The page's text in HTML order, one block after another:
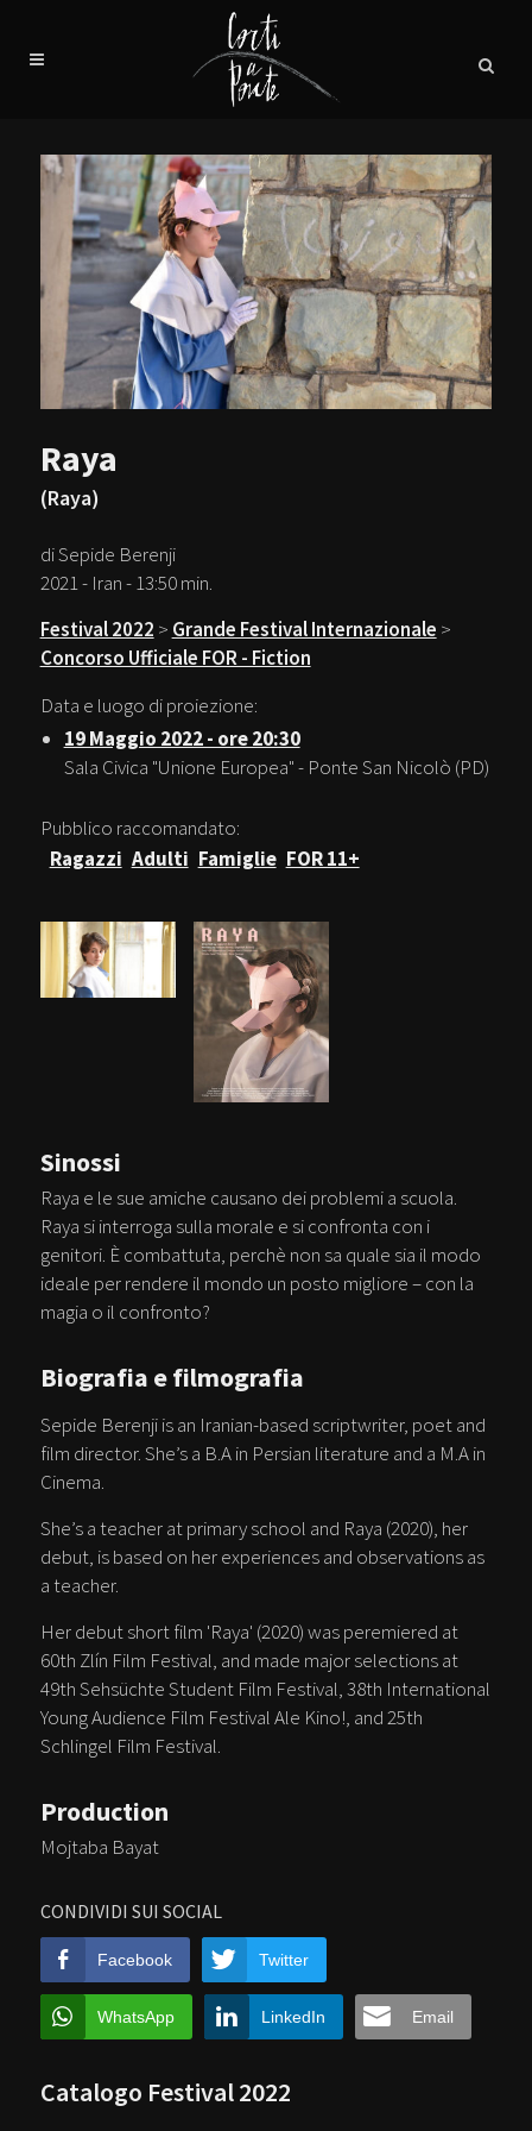
Raya
(Raya)
di Sepide Berenji
2021 - Iran - 13:50 min.
Festival 2022 > Grande Festival Internazionale >
Concorso Ufficiale FOR - Fiction
Data e luogo di proiezione:
19 Maggio 2022 - ore 20:30
Sala Civica "Unione Europea" - Ponte San Nicolò (PD)
Pubblico raccomandato:
Ragazzi Adulti Famiglie FOR 11+
Sinossi
Raya e le sue amiche causano dei problemi a scuola.
Raya si interroga sulla morale e si confronta con i
genitori. È combattuta, perchè non sa quale sia il modo
ideale per rendere il mondo un posto migliore – con la
magia o il confronto?
CONDIVIDI SUI SOCIAL
Facebook Twitter
WhatsApp LinkedIn Email
Biografia e filmografia
Sepide Berenji is an Iranian-based scriptwriter, poet and
film director. She’s a B.A in Persian literature and a M.A in
Cinema.
She’s a teacher at primary school and Raya (2020), her
debut, is based on her experiences and observations as
a teacher.
Her debut short film 'Raya' (2020) was peremiered at
60th Zlín Film Festival, and made major selections at
49th Sehsüchte Student Film Festival, 38th International
Young Audience Film Festival Ale Kino!, and 25th
Schlingel Film Festival.
Production
Mojtaba Bayat
Catalogo Festival 2022